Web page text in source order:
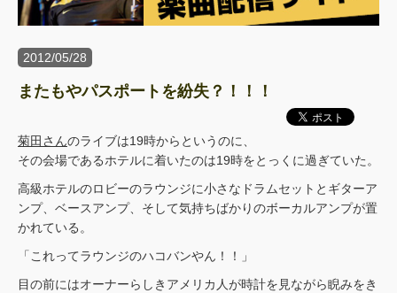
2012/05/28
またもやパスポートを紛失？！！！
菊田さんのライブは19時からというのに、
その会場であるホテルに着いたのは19時をとっくに過ぎていた。
高級ホテルのロビーのラウンジに小さなドラムセットとギターア
ンプ、ベースアンプ、そして気持ちばかりのボーカルアンプが置
かれている。
「これってラウンジのハコバンやん！！」
目の前にはオーナーらしきアメリカ人が時計を見ながら睨みをき